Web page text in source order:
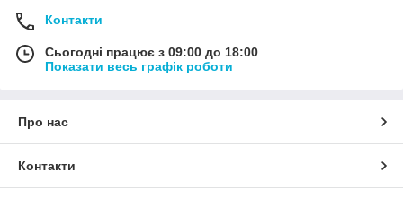
Контакти
Сьогодні працює з 09:00 до 18:00
Показати весь графік роботи
Про нас
Контакти